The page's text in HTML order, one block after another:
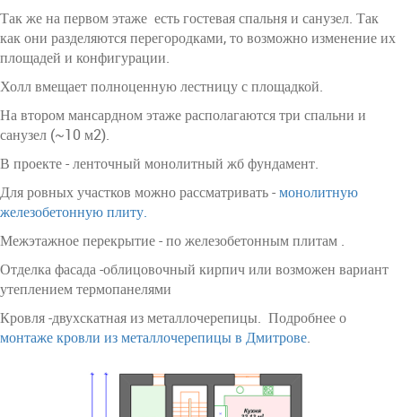
Так же на первом этаже есть гостевая спальня и санузел. Так
как они разделяются перегородками, то возможно изменение их
площадей и конфигурации.
Холл вмещает полноценную лестницу с площадкой.
На втором мансардном этаже располагаются три спальни и
санузел (~10 м2).
В проекте - ленточный монолитный жб фундамент.
Для ровных участков можно рассматривать -монолитную
железобетонную плиту.
Межэтажное перекрытие - по железобетонным плитам .
Отделка фасада -облицовочный кирпич или возможен вариант
утеплением термопанелями
Кровля -двухскатная из металлочерепицы. Подробнее о
монтаже кровли из металлочерепицы в Дмитрове.